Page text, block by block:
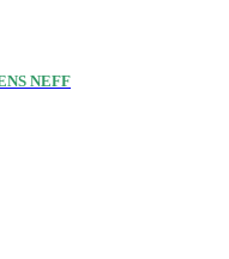
NEFF